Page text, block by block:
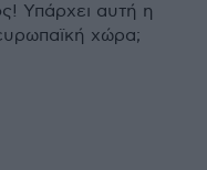
Υπάρχει αυτή η
χώρα;